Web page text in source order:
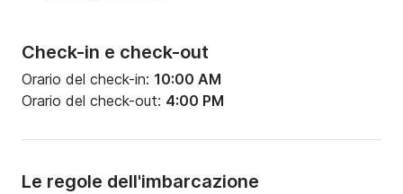
Check-in e check-out
Orario del check-in: 10:00 AM
Orario del check-out: 4:00 PM
Le regole dell'imbarcazione